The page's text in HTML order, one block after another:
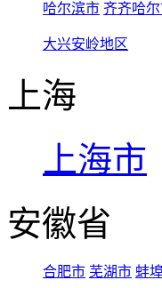
哈尔滨市 齐齐哈
大兴安岭地区
上海
上海市
安徽省
合肥市 芜湖市 蚌